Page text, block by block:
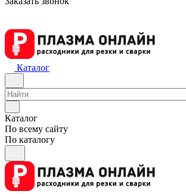
Каталог
Каталог
По всему сайту
По каталогу